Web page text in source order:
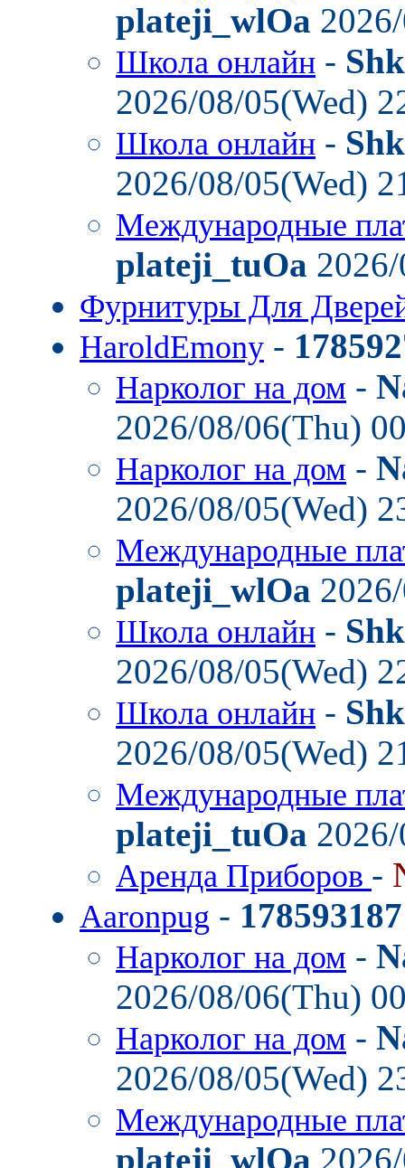
plateji_wlOa
Школа онлайн -
2026/08/05(Wed)
Школа онлайн -
2026/08/05(Wed)
Международные
plateji_tuOa
Фурнитуры Для
HaroldEmony -
Нарколог на дом -
2026/08/06(Thu)
Нарколог на дом -
2026/08/05(Wed)
Международные
plateji_wlOa
Школа онлайн -
2026/08/05(Wed)
Школа онлайн -
2026/08/05(Wed)
Международные
plateji_tuOa
Аренда Приборов -
Aaronpug -
Нарколог на дом -
2026/08/06(Thu)
Нарколог на дом -
2026/08/05(Wed)
Международные
plateji_wlOa